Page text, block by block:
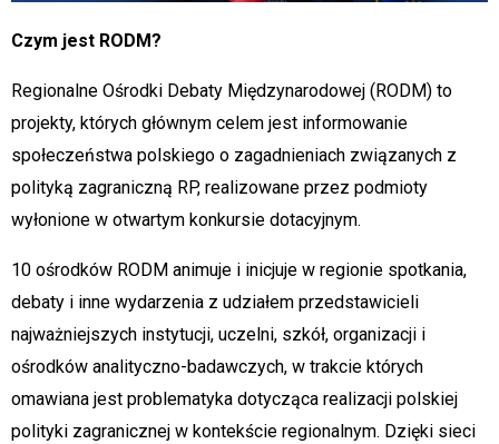
Czym jest RODM?
Regionalne Ośrodki Debaty Międzynarodowej (RODM) to
projekty, których głównym celem jest informowanie
społeczeństwa polskiego o zagadnieniach związanych z
polityką zagraniczną RP, realizowane przez podmioty
wyłonione w otwartym konkursie dotacyjnym.
10 ośrodków RODM animuje i inicjuje w regionie spotkania,
debaty i inne wydarzenia z udziałem przedstawicieli
najważniejszych instytucji, uczelni, szkół, organizacji i
ośrodków analityczno-badawczych, w trakcie których
omawiana jest problematyka dotycząca realizacji polskiej
polityki zagranicznej w kontekście regionalnym. Dzięki sieci